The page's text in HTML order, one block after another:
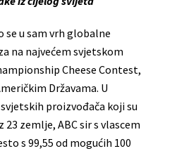
se u sam vrh globalne
na najvećem svjetskom
Cheese Contest,
Državama. U
proizvođača koji su
zemlje, ABC sir s vlascem
s 99,55 od mogućih 100